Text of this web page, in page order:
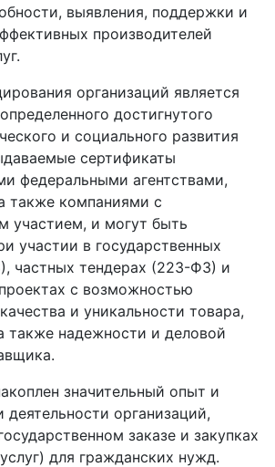
выявления, поддержки и
производителей
организаций является
достигнутого
и социального развития
сертификаты
федеральными агентствами,
также компаниями с
участием, и могут быть
участии в государственных
частных тендерах (223-ФЗ) и
с возможностью
и уникальности товара,
также надежности и деловой
значительный опыт и
деятельности организаций,
заказе и закупках
для гражданских нужд.